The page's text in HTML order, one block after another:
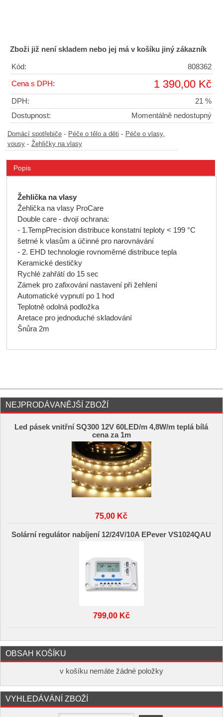
Zboži již není skladem nebo jej má v košíku jiný zákazník
Kód: 808362
Cena s DPH: 1 390,00 Kč
DPH:
21 %
Dostupnost:
Momentálně nedostupný
Domácí spotřebiče - Péče o tělo a děti - Péče o vlasy,
vousy - Žehličky na vlasy
Popis
Žehlička na vlasy
Žehlička na vlasy ProCare
Double care - dvojí ochrana:
- 1.TempPrecision distribuce konstatní teploty < 199 °C
šetrné k vlasům a účinné pro narovnávání
- 2. EHD technologie rovnoměrné distribuce tepla
Keramické destičky
Rychlé zahřátí do 15 sec
Zámek pro zafixování nastavení při žehlení
Automatické vypnutí po 1 hod
Teplotně odolná podložka
Aretace pro jednoduché skladování
Šnůra 2m
NEJPRODÁVANĚJŠÍ ZBOŽÍ
Led pásek vnitřní SQ300 12V 60LED/m 4,8W/m teplá bílá
cena za 1m
75,00 Kč
Solární regulátor nabíjení 12/24V/10A EPever VS1024QAU
799,00 Kč
OBSAH KOŠÍKU
v košíku nemáte žádné položky
VYHLEDÁVÁNÍ ZBOŽÍ